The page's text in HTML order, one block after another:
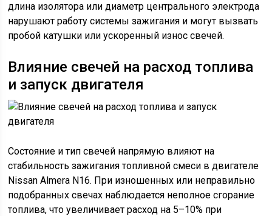
длина изолятора или диаметр центрального электрода
нарушают работу системы зажигания и могут вызвать
пробой катушки или ускоренный износ свечей.
Влияние свечей на расход топлива
и запуск двигателя
Состояние и тип свечей напрямую влияют на
стабильность зажигания топливной смеси в двигателе
Nissan Almera N16. При изношенных или неправильно
подобранных свечах наблюдается неполное сгорание
топлива, что увеличивает расход на 5–10% при